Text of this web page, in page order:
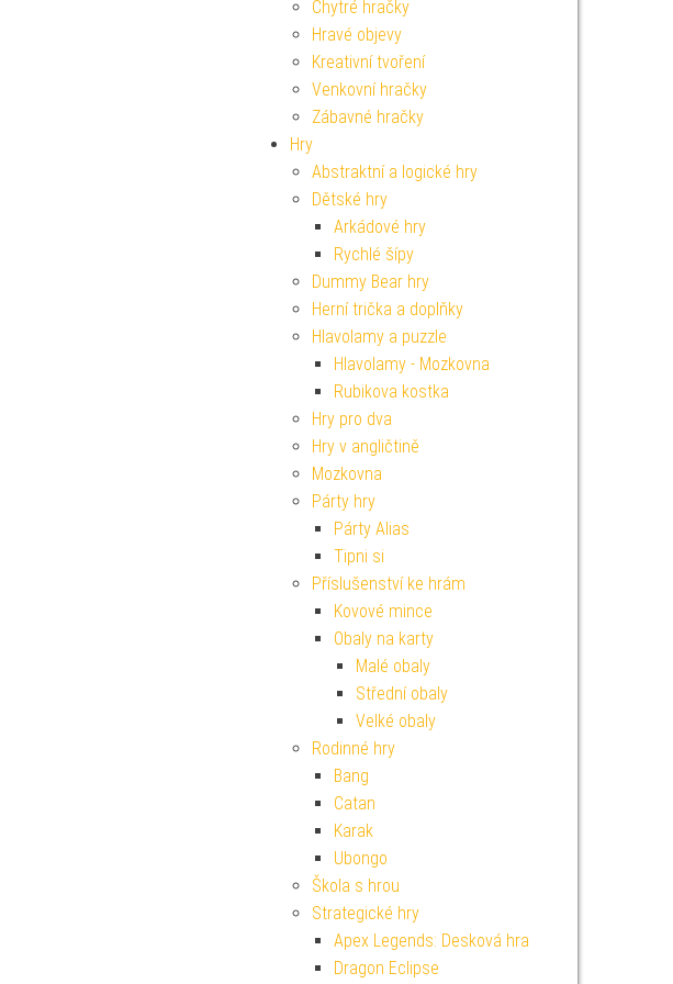
Chytré hračky
Hravé objevy
Kreativní tvoření
Venkovní hračky
Zábavné hračky
Hry
Abstraktní a logické hry
Dětské hry
Arkádové hry
Rychlé šípy
Dummy Bear hry
Herní trička a doplňky
Hlavolamy a puzzle
Hlavolamy - Mozkovna
Rubikova kostka
Hry pro dva
Hry v angličtině
Mozkovna
Párty hry
Párty Alias
Tipni si
Příslušenství ke hrám
Kovové mince
Obaly na karty
Malé obaly
Střední obaly
Velké obaly
Rodinné hry
Bang
Catan
Karak
Ubongo
Škola s hrou
Strategické hry
Apex Legends: Desková hra
Dragon Eclipse